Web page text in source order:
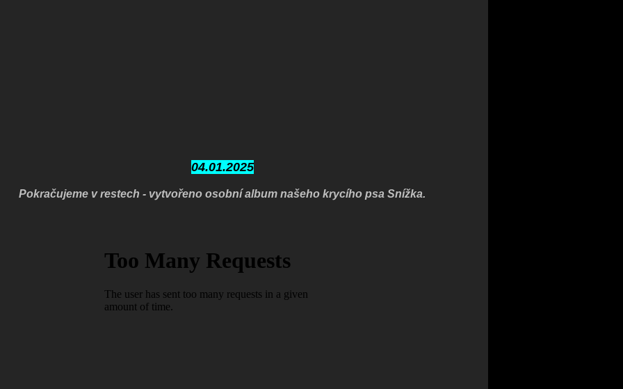
04.01.2025
Pokračujeme v restech - vytvořeno osobní album našeho krycího psa Snížka.